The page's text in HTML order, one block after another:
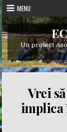
Skip
to
content
MENU
Un proiect
Vrei
implica